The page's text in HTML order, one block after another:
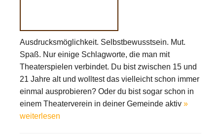
Ausdrucksmöglichkeit. Selbstbewusstsein. Mut.
Spaß. Nur einige Schlagworte, die man mit
Theaterspielen verbindet. Du bist zwischen 15 und
21 Jahre alt und wolltest das vielleicht schon immer
einmal ausprobieren? Oder du bist sogar schon in
einem Theaterverein in deiner Gemeinde aktiv »
weiterlesen